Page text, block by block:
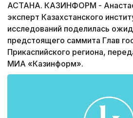
АСТАНА. КАЗИНФОРМ -
эксперт Казахстанского
исследований поделилась
предстоящего саммита Глав
Прикаспийского региона,
МИА «Казинформ».